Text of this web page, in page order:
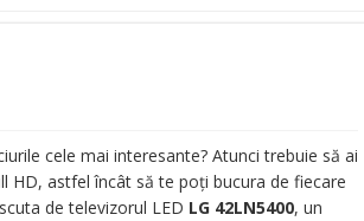
cele mai interesante? Atunci trebuie să ai
HD, astfel încât să te poți bucura de fiecare
de televizorul LED LG 42LN5400, un